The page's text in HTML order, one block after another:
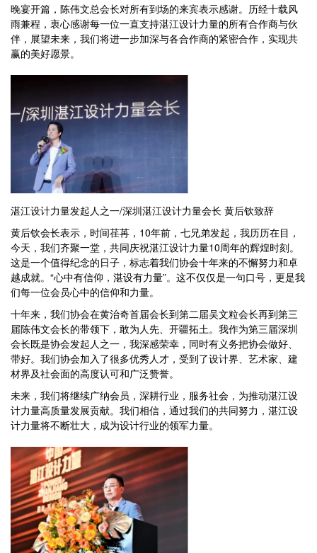
晚宴开篇，陈伟文总会长对所有到场的来宾表示感谢。历经十载风
雨兼程，衷心感谢每一位一直支持湛江设计力量的所有合作商与伙
伴，展望未来，我们将进一步加深与各合作商的紧密合作，实现共
赢的美好愿景。
湛江设计力量发起人之一/深圳湛江设计力量会长 黄后钦致辞
黄后钦会长表示，时间荏苒，10年前，七兄弟发起，我历历在目，
今天，我们齐聚一堂，共同庆祝湛江设计力量10周年的辉煌时刻。
这是一个值得纪念的日子，标志着我们协会十年来的不懈努力和卓
越成就。“心中有信仰，湛设有力量”。这不仅仅是一句口号，更是我
们每一位会员心中的信仰和力量。
十年来，我们协会在黄治奇首届会长到第二届吴文粒会长再到第三
届陈伟文会长的带领下，敢为人先、开疆拓土。我作为第三届深圳
会长既是协会发起人之一，我深感荣幸，同时有义务把协会做好、
带好。我们协会加入了很多优秀人才，受到了设计界、艺术家、建
材界及社会面的高度认可和广泛赞誉。
未来，我们将继续广纳会员，深耕行业，服务社会，为推动湛江设
计力量高质量发展贡献。我们相信，通过我们的共同努力，湛江设
计力量将不断壮大，成为设计行业的领军力量。